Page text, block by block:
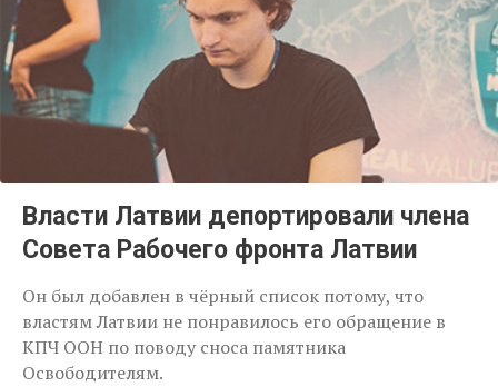
Власти Латвии депортировали члена
Совета Рабочего фронта Латвии
Он был добавлен в чёрный список потому, что
властям Латвии не понравилось его обращение в
КПЧ ООН по поводу сноса памятника
Освободителям.